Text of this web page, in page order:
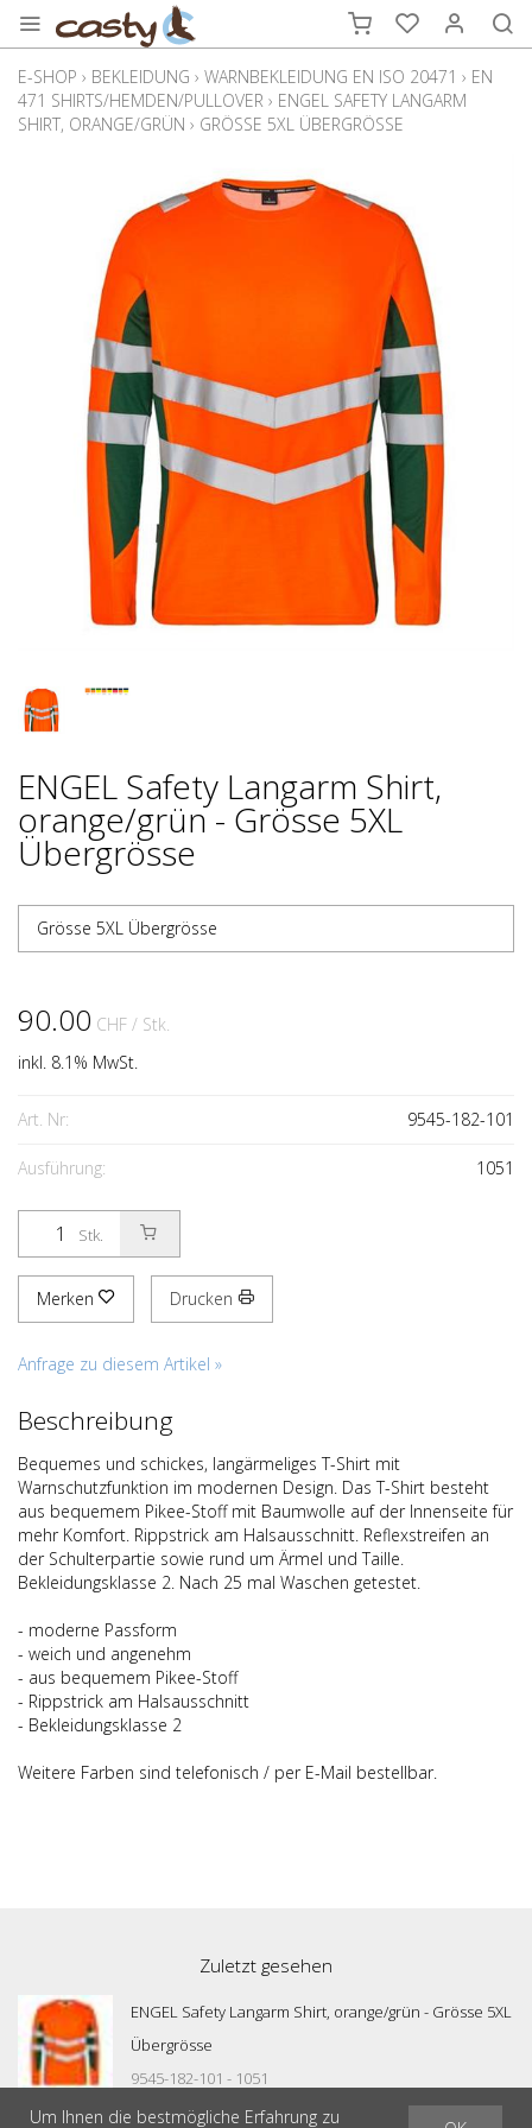
E-SHOP › BEKLEIDUNG › WARNBEKLEIDUNG EN ISO 20471 › EN
471 SHIRTS/HEMDEN/PULLOVER › ENGEL SAFETY LANGARM
SHIRT, ORANGE/GRÜN › GRÖSSE 5XL ÜBERGRÖSSE
ENGEL Safety Langarm Shirt,
orange/grün - Grösse 5XL
Übergrösse
Grösse 5XL Übergrösse
90.00 CHF / Stk.
inkl. 8.1% MwSt.
Art. Nr: 9545-182-101
Ausführung: 1051
Stk.
Merken Drucken
Anfrage zu diesem Artikel »
Beschreibung
Bequemes und schickes, langärmeliges T-Shirt mit
Warnschutzfunktion im modernen Design. Das T-Shirt besteht
aus bequemem Pikee-Stoff mit Baumwolle auf der Innenseite für
mehr Komfort. Rippstrick am Halsausschnitt. Reflexstreifen an
der Schulterpartie sowie rund um Ärmel und Taille.
Bekleidungsklasse 2. Nach 25 mal Waschen getestet.
- moderne Passform
- weich und angenehm
- aus bequemem Pikee-Stoff
- Rippstrick am Halsausschnitt
- Bekleidungsklasse 2
Weitere Farben sind telefonisch / per E-Mail bestellbar.
Zuletzt gesehen
ENGEL Safety Langarm Shirt, orange/grün - Grösse 5XL
Übergrösse
9545-182-101 - 1051
Um Ihnen die bestmögliche Erfahrung zu